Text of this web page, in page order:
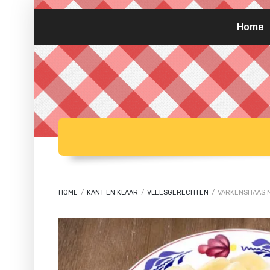
Home
HOME / KANT EN KLAAR / VLEESGERECHTEN / VARKENSHAAS